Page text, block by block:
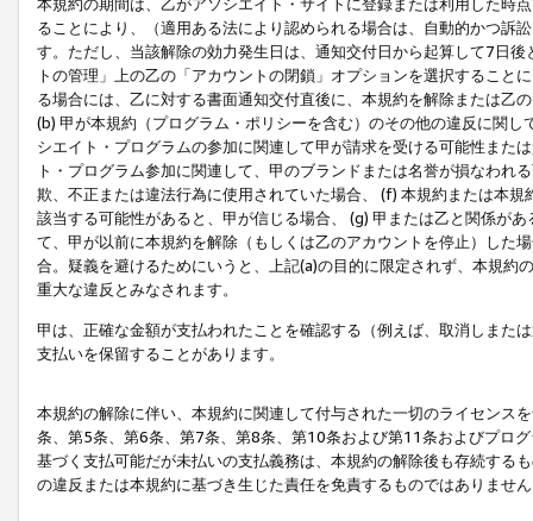
本規約の期間は、乙がアソシエイト・サイトに登録または利用した時
ることにより、（適用ある法により認められる場合は、自動的かつ訴
す。ただし、当該解除の効力発生日は、通知交付日から起算して7日
トの管理」上の乙の「アカウントの閉鎖」オプションを選択するこ
る場合には、乙に対する書面通知交付直後に、本規約を解除または乙
(b) 甲が本規約（プログラム・ポリシーを含む）のその他の違反に関
シエイト・プログラムの参加に関連して甲が請求を受ける可能性また
ト・プログラム参加に関連して、甲のブランドまたは名誉が損なわれ
欺、不正または違法行為に使用されていた場合、 (f) 本規約または本
該当する可能性があると、甲が信じる場合、 (g) 甲または乙と関係が
て、甲が以前に本規約を解除（もしくは乙のアカウントを停止）した
合。疑義を避けるためにいうと、上記(a)の目的に限定されず、本規
重大な違反とみなされます。
甲は、正確な金額が支払われたことを確認する（例えば、取消しまた
支払いを保留することがあります。
本規約の解除に伴い、本規約に関連して付与された一切のライセンス
条、第5条、第6条、第7条、第8条、第10条および第11条およびプロ
基づく支払可能だが未払いの支払義務は、本規約の解除後も存続する
の違反または本規約に基づき生じた責任を免責するものではありませ